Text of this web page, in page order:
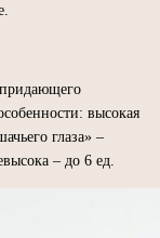
высокая
глаза» –
– до 6 ед.